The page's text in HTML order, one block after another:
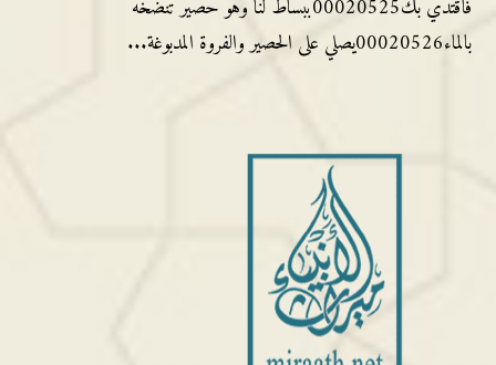
فأقتدي بك00020525ببساط لنا وهو حصير تنضخه
بالماء00020526يصلي على الحصير والفروة المدبوغة...